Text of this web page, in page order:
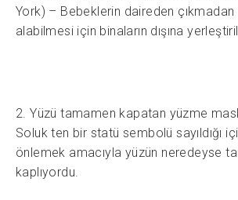
York) – Bebeklerin daireden çıkmadan
alabilmesi için binaların dışına
2. Yüzü tamamen kapatan yüzme
Soluk ten bir statü sembolü sayıldığı
önlemek amacıyla yüzün neredeyse
kaplıyordu.